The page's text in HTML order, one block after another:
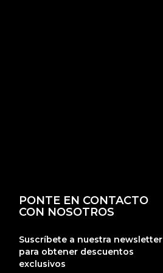
PONTE EN CONTACTO
CON NOSOTROS
Suscríbete a nuestra newsletter
para obtener descuentos
exclusivos